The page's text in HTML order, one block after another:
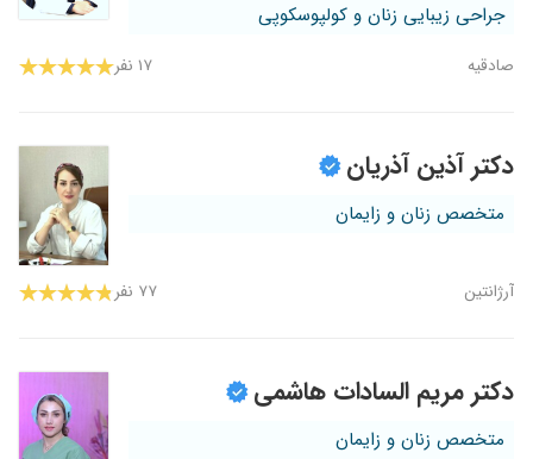
جراحی زیبایی زنان و کولپوسکوپی
صادقیه ۱۷ نفر
دکتر آذین آذریان
متخصص زنان و زایمان
آرژانتین ۷۷ نفر
دکتر مریم السادات هاشمی
متخصص زنان و زایمان